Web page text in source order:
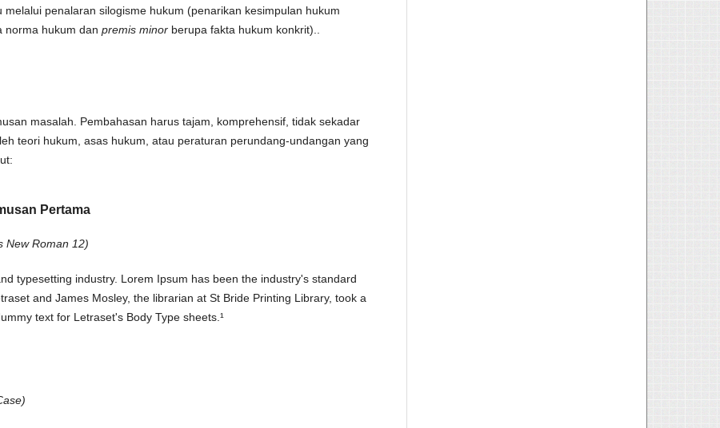
penalaran silogisme hukum (penarikan kesimpulan hukum
norma hukum dan premis minor berupa fakta hukum konkrit)..
masalah. Pembahasan harus tajam, komprehensif, tidak sekadar
teori hukum, asas hukum, atau peraturan perundang-undangan yang
Pertama
New Roman 12)
typesetting industry. Lorem Ipsum has been the industry's standard
and James Mosley, the librarian at St Bride Printing Library, took a
text for Letraset's Body Type sheets.¹